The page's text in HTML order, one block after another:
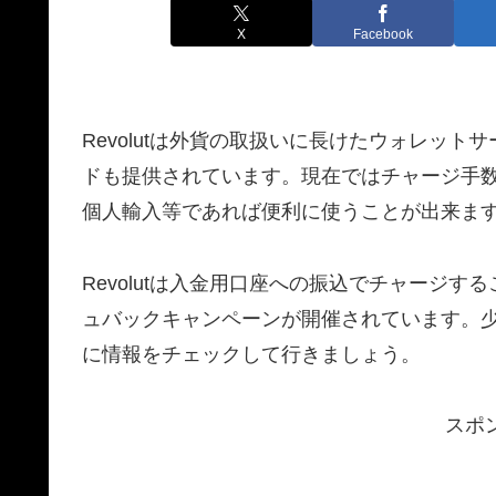
X Facebook
Revolutは外貨の取扱いに長けたウォレット
ドも提供されています。現在ではチャージ
個人輸入等であれば便利に使うことが出来ま
Revolutは入金用口座への振込でチャージす
ュバックキャンペーンが開催されています
に情報をチェックして行きましょう。
スポ